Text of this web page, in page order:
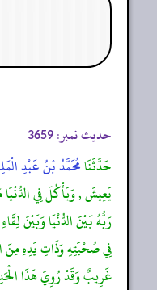
حدیث نمبر: 3659
حَدَّثَنَامُحَمَّدُ بْنُ عَبْدِ
يَعِيشَ , وَيَأْكُلَ فِي
رَبُّهُ بَيْنَ الدُّنْيَا وَبَيْنَ
فِي صُحْبَتِهِ وَذَاتِ يَدِهِ مِنَ
غَرِيبٌ وَقَدْ رُوِيَ هَذَا